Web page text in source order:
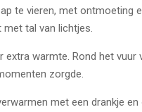
te vieren, met ontmoeting
tal van lichtjes.
extra warmte. Rond het
zorgde.
met een drankje